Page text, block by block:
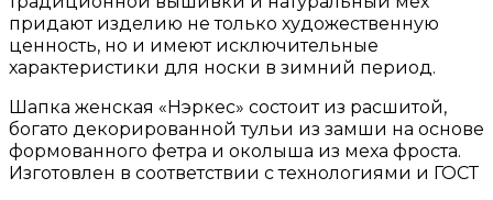
придают изделию не только художественную
ценность, но и имеют исключительные
характеристики для носки в зимний период.
Шапка женская «Нэркес» состоит из расшитой,
богато декорированной тульи из замши на основе
формованного фетра и околыша из меха фроста.
Изготовлен в соответствии с технологиями и ГОСТ